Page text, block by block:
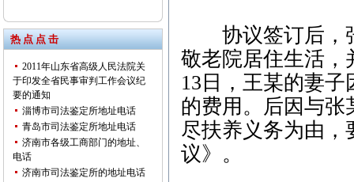
热 点 点 击
2011年山东省高级人民法院关
于印发全省民事审判工作会议纪
要的通知
淄博市司法鉴定所地址电话
青岛市司法鉴定所地址电话
济南市各级工商部门的地址、
电话
济南市司法鉴定所的地址电话
协议签订后，张
敬老院居住生活，
13日，王某的妻
的费用。后因与张
尽扶养义务为由，
议》。